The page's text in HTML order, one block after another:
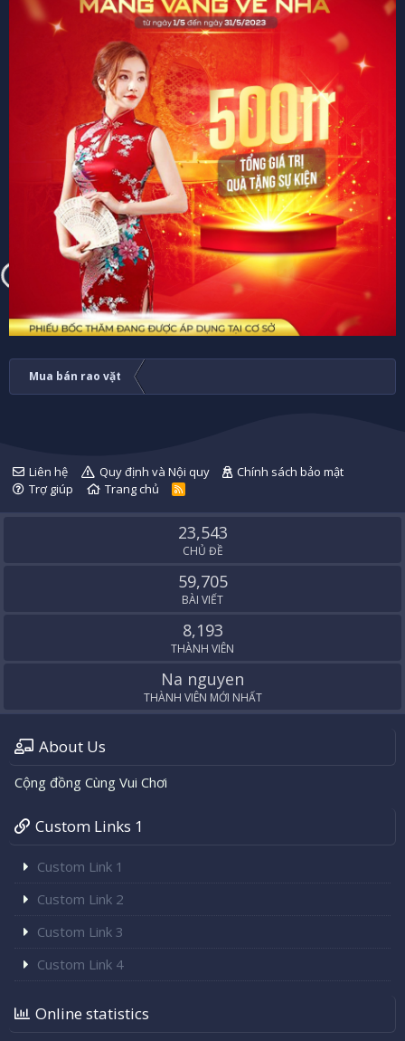
Mua bán rao vặt
Liên hệ Quy định và Nội quy
Chính sách bảo mật
Trợ giúp
Trang chủ
R
S
23,543
CHỦ ĐỀ
59,705
BÀI VIẾT
8,193
THÀNH VIÊN
Na nguyen
THÀNH VIÊN MỚI NHẤT
About Us
Cộng đồng Cùng Vui Chơi
Custom Links 1
Custom Link 1
Custom Link 2
Custom Link 3
Custom Link 4
Online statistics